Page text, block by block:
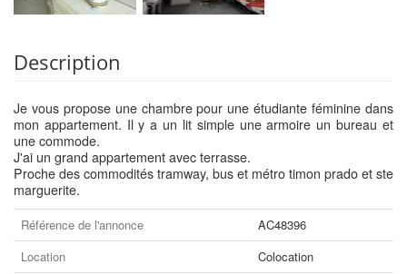
Description
Je vous propose une chambre pour une étudiante féminine dans
mon appartement. Il y a un lit simple une armoire un bureau et
une commode.
J'ai un grand appartement avec terrasse.
Proche des commodités tramway, bus et métro timon prado et ste
marguerite.
Référence de l'annonce
AC48396
Location
Colocation